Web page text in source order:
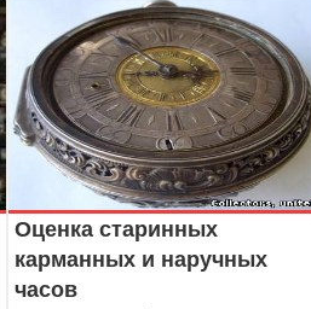
Оценка старинных
карманных и наручных
часов